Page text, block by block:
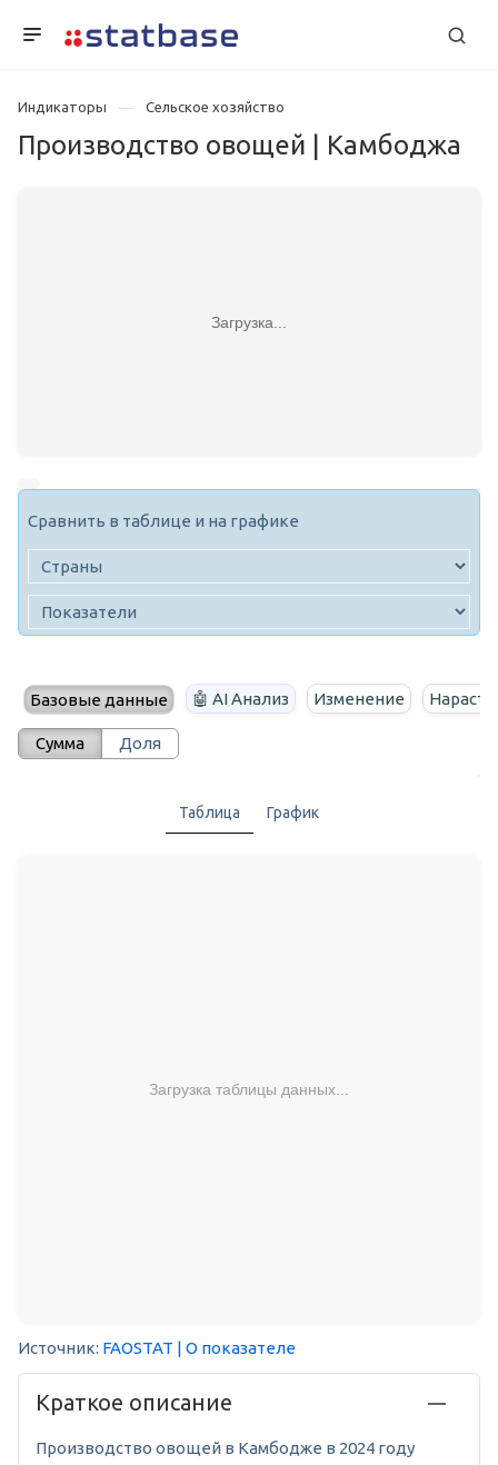
Индикаторы Сельское хозяйство
Производство овощей | Камбоджа
Загрузка...
Сравнить в таблице и на графике
Базовые данные 🤖 AI Анализ Изменение
Сумма Доля
Таблица График
Загрузка таблицы данных...
Источник: FAOSTAT | О показателе
Краткое описание
Производство овощей в Камбодже в 2024 году